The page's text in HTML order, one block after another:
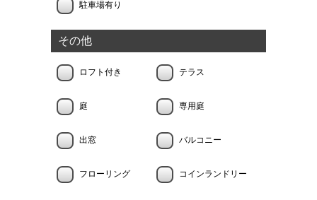
駐車場有り
その他
ロフト付き テラス
庭 専用庭
出窓 バルコニー
フローリング コインランドリー